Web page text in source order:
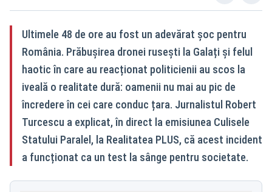
Ultimele 48 de ore au fost un adevărat șoc pentru
România. Prăbușirea dronei rusești la Galați și felul
haotic în care au reacționat politicienii au scos la
iveală o realitate dură: oamenii nu mai au pic de
încredere în cei care conduc țara. Jurnalistul Robert
Turcescu a explicat, în direct la emisiunea Culisele
Statului Paralel, la Realitatea PLUS, că acest incident
a funcționat ca un test la sânge pentru societate.